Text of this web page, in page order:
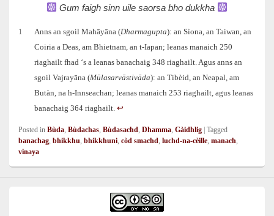
Gum faigh sinn uile saorsa bho dukkha
1 Anns an sgoil Mahāyāna (Dharmagupta): an Sìona, an Taiwan, an
Coiria a Deas, am Bhietnam, an t-Iapan; leanas manaich 250
riaghailt fhad ‘s a leanas banachaig 348 riaghailt. Agus anns an
sgoil Vajrayāna (Mūlasarvāstivāda): an Tibèid, an Neapal, am
Butàn, na h-Innseachan; leanas manaich 253 riaghailt, agus leanas
banachaig 364 riaghailt.↩︎
Posted in Bùda Bùdachas Bùdasachd Dhamma Gàidhlig | Tagged
banachag bhikkhu bhikkhuni còd smachd luchd-na-cèille manach
vinaya